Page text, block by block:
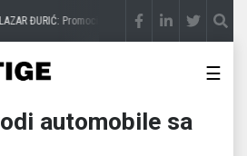
ĐURIĆ: Promocija potencijal pretvara u destinaciju
☰
automobile sa